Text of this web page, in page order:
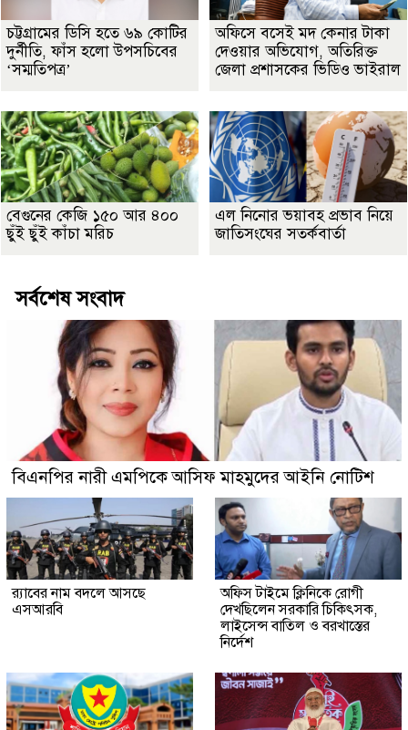
চট্টগ্রামের ডিসি হতে ৬৯ কোটির
দুর্নীতি, ফাঁস হলো উপসচিবের
‘সম্মতিপত্র’
অফিসে বসেই মদ কেনার টাকা
দেওয়ার অভিযোগ, অতিরিক্ত
জেলা প্রশাসকের ভিডিও ভাইরাল
বেগুনের কেজি ১৫০ আর ৪০০
ছুঁই ছুঁই কাঁচা মরিচ
এল নিনোর ভয়াবহ প্রভাব নিয়ে
জাতিসংঘের সতর্কবার্তা
সর্বশেষ সংবাদ
বিএনপির নারী এমপিকে আসিফ মাহমুদের আইনি নোটিশ
র‍্যাবের নাম বদলে আসছে
এসআরবি
অফিস টাইমে ক্লিনিকে রোগী
দেখছিলেন সরকারি চিকিৎসক,
লাইসেন্স বাতিল ও বরখাস্তের
নির্দেশ